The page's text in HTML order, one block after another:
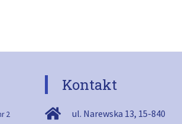
2
Kontakt
ul. Narewska 13, 15-840